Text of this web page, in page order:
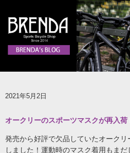
2021年5月2日
オークリーのスポーツマスクが再入荷
発売から好評で欠品していたオーク
しました！運動時のマスク着用もまだ